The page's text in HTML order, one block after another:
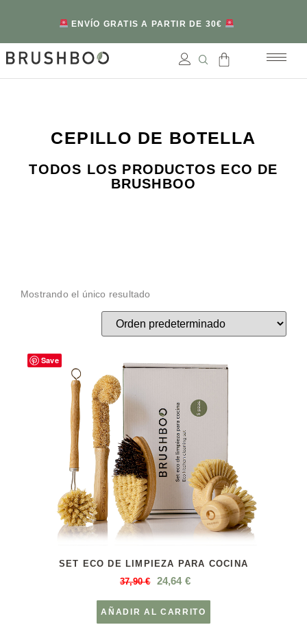
ENVÍO GRATIS A PARTIR DE 30€
CEPILLO DE BOTELLA
TODOS LOS PRODUCTOS ECO DE
BRUSHBOO
Mostrando el único resultado
Save
SET ECO DE LIMPIEZA PARA COCINA
37,90€ 24,64 €
AÑADIR AL CARRITO